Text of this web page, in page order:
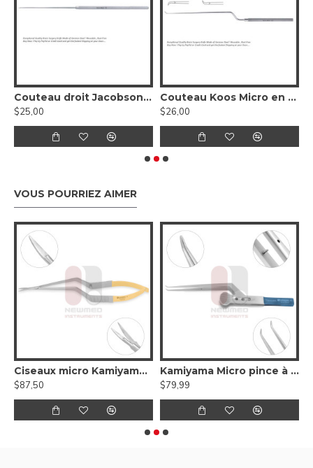
Couteau droit Jacobson Micro Brain, 18,5 cm - 7 1/4 pouces, acier inoxydable
$25,00
Couteau Koos Micro en forme de baïonnette, 18,5 cm (7 1/4 pouces), acier inoxydable
$26,00
VOUS POURRIEZ AIMER
Ciseaux micro Kamiyama à baïonnette
$87,50
Kamiyama Micro pince à baïonnette
$79,99